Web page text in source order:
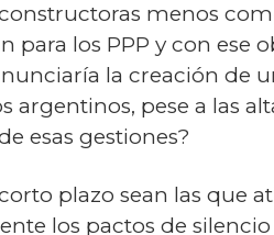
menos
para los PPP y con ese
la creación de
pese a las
esas gestiones?
plazo sean las
los pactos de